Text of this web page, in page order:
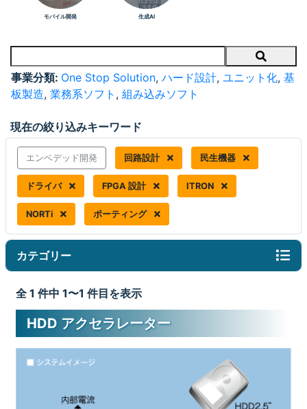
モバイル開発 生成AI
Search
事業分類: One Stop Solution, ハード設計, ユニット化, 基
板製造, 業務系ソフト , 組み込みソフト
現在の絞り込みキーワード
エンベデッド開発 回路設計 民生機器
ドライバ FPGA 設計 ITRON
NORTi ポーティング
カテゴリー
全 1 件中 1〜1 件目を表示
HDD アクセラレーター